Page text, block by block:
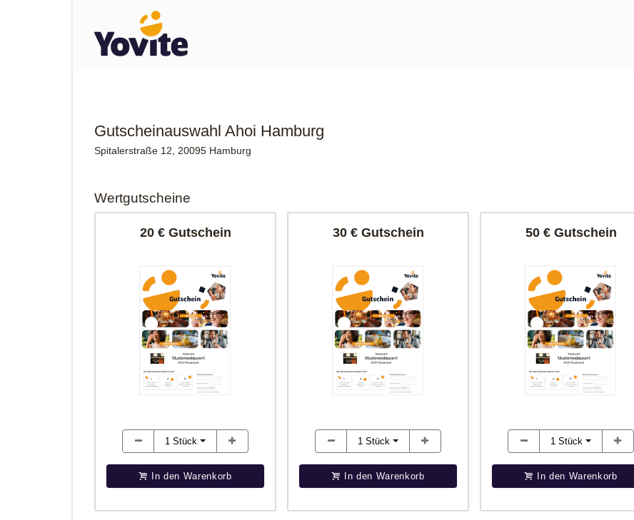
Gutscheinauswahl Ahoi Hamburg
Spitalerstraße 12, 20095 Hamburg
Wertgutscheine
20 € Gutschein
1Stück
In den Warenkorb
30 € Gutschein
1Stück
In den Warenkorb
50 € Gutschein
1Stück
In den Warenkorb